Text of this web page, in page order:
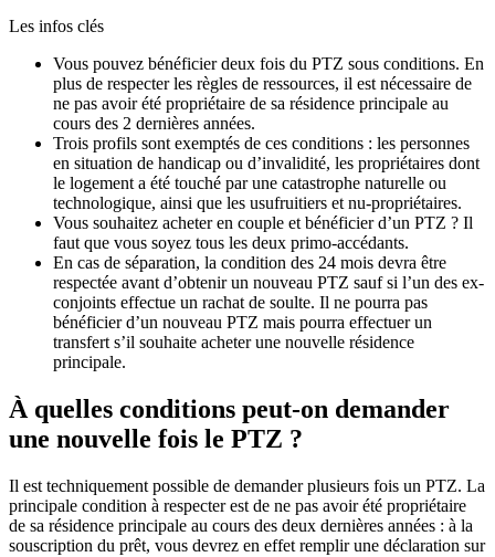
Les infos clés
Vous pouvez bénéficier deux fois du PTZ sous conditions. En
plus de respecter les règles de ressources, il est nécessaire de
ne pas avoir été propriétaire de sa résidence principale au
cours des 2 dernières années.
Trois profils sont exemptés de ces conditions : les personnes
en situation de handicap ou d’invalidité, les propriétaires dont
le logement a été touché par une catastrophe naturelle ou
technologique, ainsi que les usufruitiers et nu-propriétaires.
Vous souhaitez acheter en couple et bénéficier d’un PTZ ? Il
faut que vous soyez tous les deux primo-accédants.
En cas de séparation, la condition des 24 mois devra être
respectée avant d’obtenir un nouveau PTZ sauf si l’un des ex-
conjoints effectue un rachat de soulte. Il ne pourra pas
bénéficier d’un nouveau PTZ mais pourra effectuer un
transfert s’il souhaite acheter une nouvelle résidence
principale.
À quelles conditions peut-on demander
une nouvelle fois le PTZ ?
Il est techniquement possible de demander plusieurs fois un PTZ. La
principale condition à respecter est de ne pas avoir été propriétaire
de sa résidence principale au cours des deux dernières années : à la
souscription du prêt, vous devrez en effet remplir une déclaration sur